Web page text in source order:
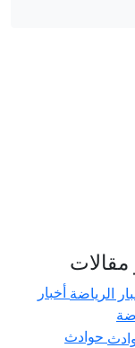
مقالات
أخبار
حوادث